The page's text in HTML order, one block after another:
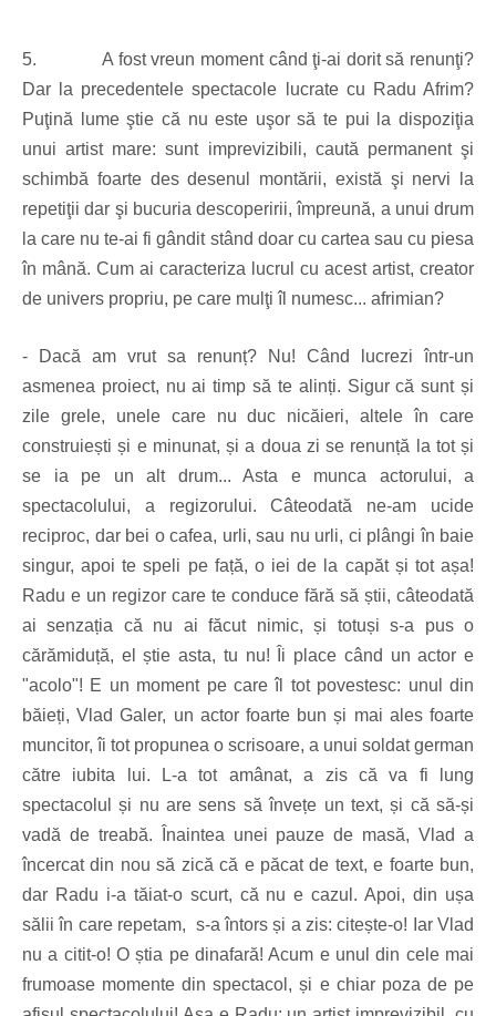
5.A fost vreun moment când ţi-ai dorit să renunţi?
Dar la precedentele spectacole lucrate cu Radu Afrim?
Puţină lume ştie că nu este uşor să te pui la dispoziţia
unui artist mare: sunt imprevizibili, caută permanent şi
schimbă foarte des desenul montării, există şi nervi la
repetiţii dar şi bucuria descoperirii, împreună, a unui drum
la care nu te-ai fi gândit stând doar cu cartea sau cu piesa
în mână. Cum ai caracteriza lucrul cu acest artist, creator
de univers propriu, pe care mulţi îl numesc... afrimian?
- Dacă am vrut sa renunț? Nu! Când lucrezi într-un
asmenea proiect, nu ai timp să te alinți. Sigur că sunt și
zile grele, unele care nu duc nicăieri, altele în care
construiești și e minunat, și a doua zi se renunță la tot și
se ia pe un alt drum... Asta e munca actorului, a
spectacolului, a regizorului. Câteodată ne-am ucide
reciproc, dar bei o cafea, urli, sau nu urli, ci plângi în baie
singur, apoi te speli pe față, o iei de la capăt și tot așa!
Radu e un regizor care te conduce fără să știi, câteodată
ai senzația că nu ai făcut nimic, și totuși s-a pus o
cărămiduță, el știe asta, tu nu! Îi place când un actor e
"acolo"! E un moment pe care îl tot povestesc: unul din
băieți, Vlad Galer, un actor foarte bun și mai ales foarte
muncitor, îi tot propunea o scrisoare, a unui soldat german
către iubita lui. L-a tot amânat, a zis că va fi lung
spectacolul și nu are sens să învețe un text, și că să-și
vadă de treabă. Înaintea unei pauze de masă, Vlad a
încercat din nou să zică că e păcat de text, e foarte bun,
dar Radu i-a tăiat-o scurt, că nu e cazul. Apoi, din ușa
sălii în care repetam, s-a întors și a zis: citește-o! Iar Vlad
nu a citit-o! O știa pe dinafară! Acum e unul din cele mai
frumoase momente din spectacol, și e chiar poza de pe